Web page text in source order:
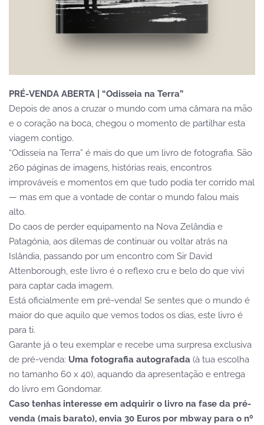
PRÉ-VENDA ABERTA | “Odisseia na Terra”
Depois de anos a cruzar o mundo com uma câmara na mão
e o coração na boca, chegou o momento de partilhar esta
viagem contigo.
“Odisseia na Terra” é mais do que um livro de fotografia. São
260 páginas de imagens, histórias reais, encontros
improváveis e momentos em que tudo podia ter corrido mal
— mas em que a vontade de contar o mundo falou mais
alto.
Do caos de perder equipamento na Nova Zelândia e
Patagónia, aos dilemas de continuar ou voltar atrás na
Islândia, passando por um encontro com Sir David
Attenborough, este livro é o reflexo cru e belo do que vivi
para captar cada imagem.
Está oficialmente em pré-venda! Se sentes que o mundo é
maior do que aquilo que vemos todos os dias, este livro é
para ti.
Garante já o teu exemplar e recebe uma surpresa exclusiva
de pré-venda: Uma fotografia autografada (à tua escolha
no tamanho 60 x 40), aquando da apresentação e entrega
do livro em Gondomar.
Caso tenhas interesse em adquirir o livro na fase da pré-
venda (mais barato), envia 30 Euros por mbway para o nº